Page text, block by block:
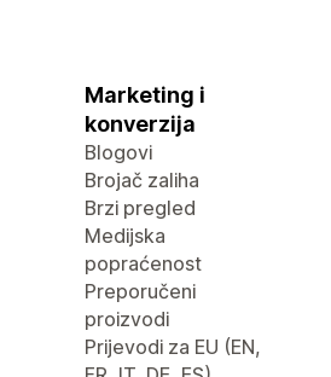
Marketing i
konverzija
Blogovi
Brojač zaliha
Brzi pregled
Medijska
popraćenost
Preporučeni
proizvodi
Prijevodi za EU (EN,